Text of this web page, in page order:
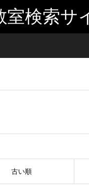
検索サ
古い順